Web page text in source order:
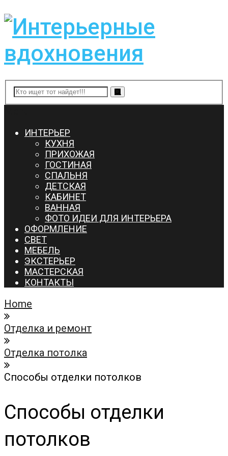
ИНТЕРЬЕР
КУХНЯ
ПРИХОЖАЯ
ГОСТИНАЯ
СПАЛЬНЯ
ДЕТСКАЯ
КАБИНЕТ
ВАННАЯ
ФОТО ИДЕИ ДЛЯ ИНТЕРЬЕРА
ОФОРМЛЕНИЕ
СВЕТ
МЕБЕЛЬ
ЭКСТЕРЬЕР
МАСТЕРСКАЯ
КОНТАКТЫ
Home
Отделка и ремонт
Отделка потолка
Способы отделки потолков
Способы отделки
потолков